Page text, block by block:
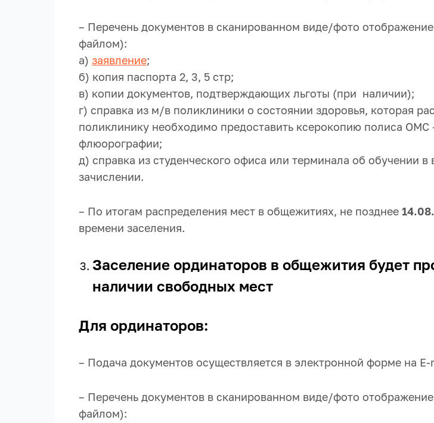
– Перечень документов в сканированном виде/фото
файлом):
а) заявление;
б) копия паспорта 2, 3, 5 стр;
в) копии документов, подтверждающих льготы (при наличии);
г) справка из м/в поликлиники о состоянии здоровья, которая
поликлинику необходимо предоставить ксерокопию полиса ОМС
флюорографии;
д) справка из студенческого офиса или терминала об обучении
зачислении.
– По итогам распределения мест в общежитиях, не позднее
времени заселения.
Заселение ординаторов в общежития будет
наличии свободных мест
Для ординаторов:
– Подача документов осуществляется в электронной форме на E-
– Перечень документов в сканированном виде/фото отображение
файлом):